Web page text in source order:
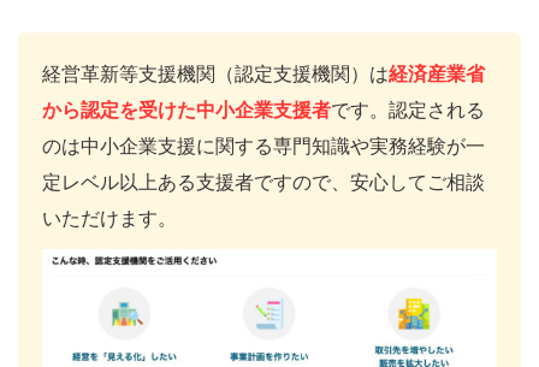
経営革新等支援機関（認定支援機関）は経済産業省
から認定を受けた中小企業支援者です。認定される
のは中小企業支援に関する専門知識や実務経験が一
定レベル以上ある支援者ですので、安心してご相談
いただけます。